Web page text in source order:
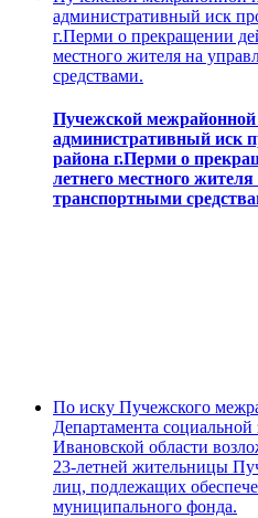
административный иск
г.Перми о прекращении
местного жителя на
средствами.
Пучежской
административный иск
района г.Перми о
летнего местного
транспортными
По иску Пучежского
Департамента
Ивановской области
23-летней жительницы
лиц, подлежащих
муниципального фонда.